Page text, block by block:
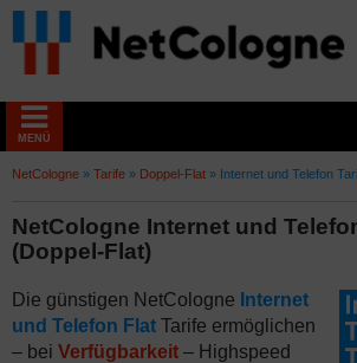
MENÜ
NetCologne » Tarife » Doppel-Flat » Internet und Telefon
NetCologne Internet und
(Doppel-Flat)
Die günstigen NetCologne Internet
und Telefon Flat Tarife ermöglichen
– bei Verfügbarkeit – Highspeed